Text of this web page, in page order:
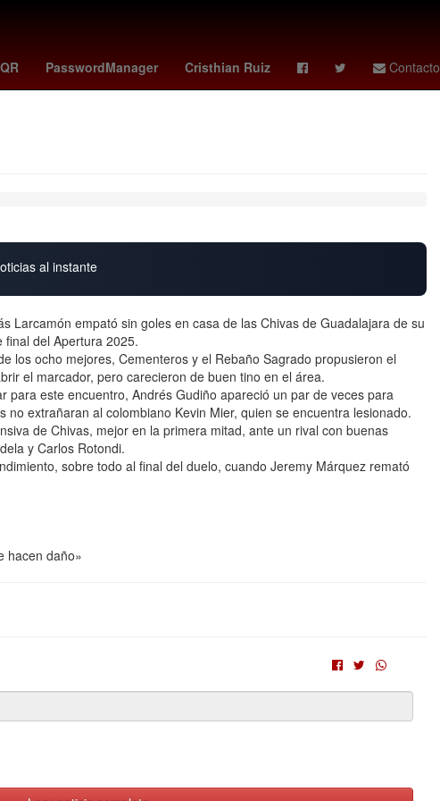
PasswordManager Cristhian Ruiz Contacto
Oficina de la Presidencia de la República Tierra
al instante
Larcamón empató sin goles en casa de las Chivas de Guadalajara de su
del Apertura 2025.
los ocho mejores, Cementeros y el Rebaño Sagrado propusieron el
el marcador, pero carecieron de buen tino en el área.
para este encuentro, Andrés Gudiño apareció un par de veces para
no extrañaran al colombiano Kevin Mier, quien se encuentra lesionado.
de Chivas, mejor en la primera mitad, ante un rival con buenas
y Carlos Rotondi.
sobre todo al final del duelo, cuando Jeremy Márquez remató
hacen daño»